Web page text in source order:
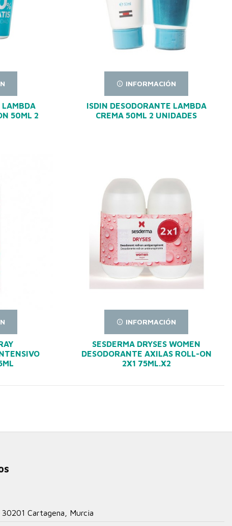
LAMBDA
50ML 2
INFORMACIÓN
ISDIN DESODORANTE LAMBDA
CREMA 50ML 2 UNIDADES
INFORMACIÓN
SESDERMA DRYSES WOMEN
DESODORANTE AXILAS ROLL-ON
2X1 75ML.X2
Cartagena, Murcia